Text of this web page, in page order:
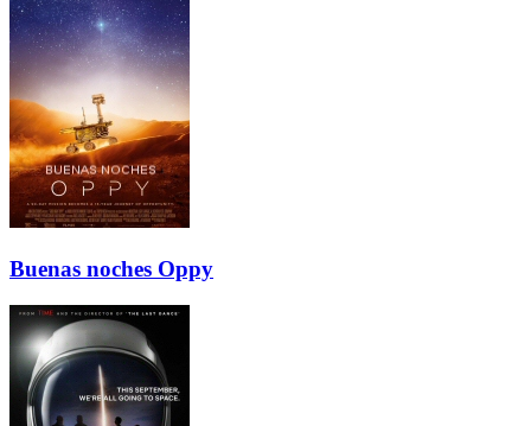
Buenas noches Oppy